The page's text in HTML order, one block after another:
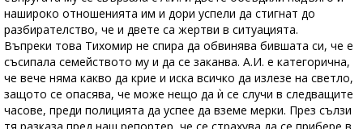
нашироко отношенията им и дори успели да стигнат до
разбирателство, че и двете са жертви в ситуацията.
Въпреки това Тихомир не спира да обвинява бившата си, че е
съсипала семейството му и да се заканва. А.И. е категорична,
че вече няма какво да крие и иска всичко да излезе на светло,
защото се опасява, че може нещо да ѝ се случи в следващите
часове, преди полицията да успее да вземе мерки. През сълзи
тя разказа пред наш репортер, че се страхува да се прибере в